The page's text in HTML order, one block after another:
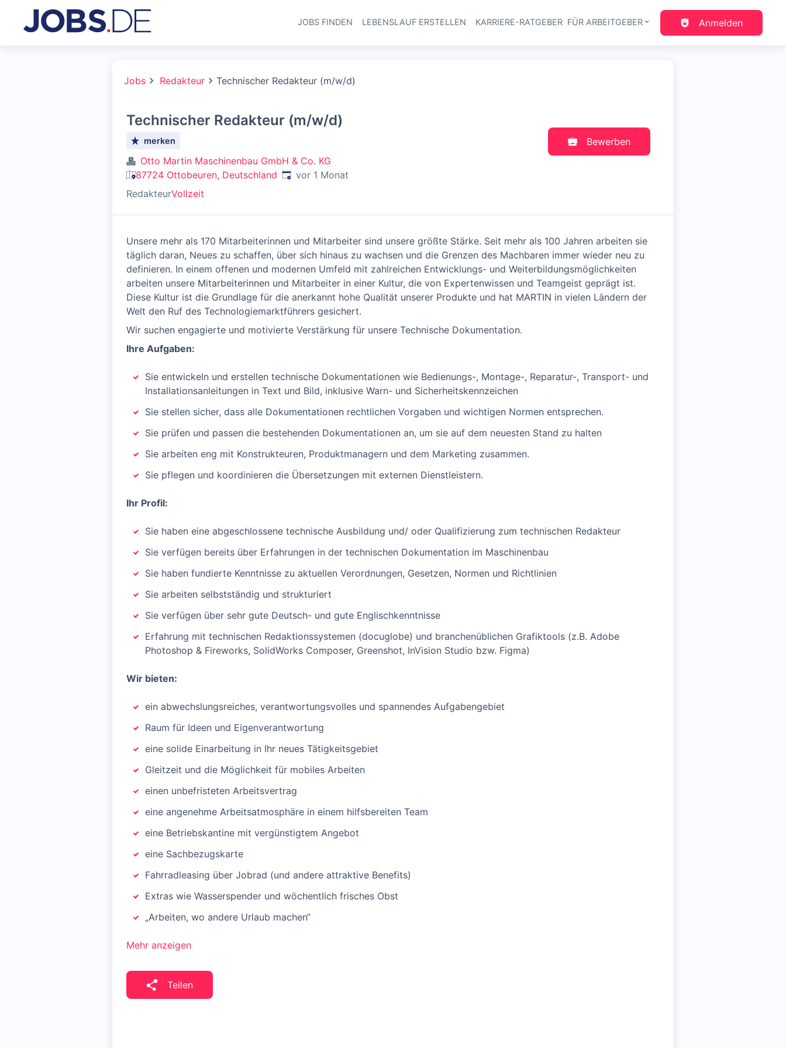
Haupt-Navigation
JOBS FINDEN LEBENSLAUF ERSTELLEN KARRIERE-RATGEBER FÜR ARBEITGEBER Anmelden
Jobs Redakteur Technischer Redakteur (m/w/d)
Technischer Redakteur (m/w/d)
merken
Otto Martin Maschinenbau GmbH & Co. KG
87724 Ottobeuren, Deutschland Veröffentlicht:
vor 1 Monat
RedakteurVollzeit
Bewerben
Unsere mehr als 170 Mitarbeiterinnen und Mitarbeiter sind unsere größte Stärke. Seit mehr als 100 Jahren arbeiten sie
täglich daran, Neues zu schaffen, über sich hinaus zu wachsen und die Grenzen des Machbaren immer wieder neu zu
definieren. In einem offenen und modernen Umfeld mit zahlreichen Entwicklungs- und Weiterbildungsmöglichkeiten
arbeiten unsere Mitarbeiterinnen und Mitarbeiter in einer Kultur, die von Expertenwissen und Teamgeist geprägt ist.
Diese Kultur ist die Grundlage für die anerkannt hohe Qualität unserer Produkte und hat MARTIN in vielen Ländern der
Welt den Ruf des Technologiemarktführers gesichert.
Wir suchen engagierte und motivierte Verstärkung für unsere Technische Dokumentation.
Ihre Aufgaben:
Sie entwickeln und erstellen technische Dokumentationen wie Bedienungs-, Montage-, Reparatur-, Transport- und
Installationsanleitungen in Text und Bild, inklusive Warn- und Sicherheitskennzeichen
Sie stellen sicher, dass alle Dokumentationen rechtlichen Vorgaben und wichtigen Normen entsprechen.
Sie prüfen und passen die bestehenden Dokumentationen an, um sie auf dem neuesten Stand zu halten
Sie arbeiten eng mit Konstrukteuren, Produktmanagern und dem Marketing zusammen.
Sie pflegen und koordinieren die Übersetzungen mit externen Dienstleistern.
Ihr Profil:
Sie haben eine abgeschlossene technische Ausbildung und/ oder Qualifizierung zum technischen Redakteur
Sie verfügen bereits über Erfahrungen in der technischen Dokumentation im Maschinenbau
Sie haben fundierte Kenntnisse zu aktuellen Verordnungen, Gesetzen, Normen und Richtlinien
Sie arbeiten selbstständig und strukturiert
Sie verfügen über sehr gute Deutsch- und gute Englischkenntnisse
Erfahrung mit technischen Redaktionssystemen (docuglobe) und branchenüblichen Grafiktools (z.B. Adobe
Photoshop & Fireworks, SolidWorks Composer, Greenshot, InVision Studio bzw. Figma)
Wir bieten:
ein abwechslungsreiches, verantwortungsvolles und spannendes Aufgabengebiet
Raum für Ideen und Eigenverantwortung
eine solide Einarbeitung in Ihr neues Tätigkeitsgebiet
Gleitzeit und die Möglichkeit für mobiles Arbeiten
einen unbefristeten Arbeitsvertrag
eine angenehme Arbeitsatmosphäre in einem hilfsbereiten Team
eine Betriebskantine mit vergünstigtem Angebot
eine Sachbezugskarte
Fahrradleasing über Jobrad (und andere attraktive Benefits)
Extras wie Wasserspender und wöchentlich frisches Obst
„Arbeiten, wo andere Urlaub machen“
Mehr anzeigen
Teilen